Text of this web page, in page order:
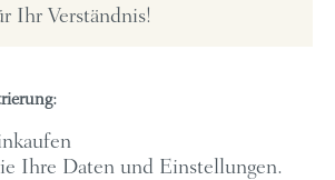
Ihr Verständnis!
Ihre Daten und Einstellungen.